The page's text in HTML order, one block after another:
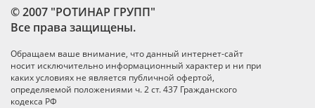
© 2007 "РОТИНАР ГРУПП"
Все права защищены.
Обращаем ваше внимание, что данный интернет-сайт
носит исключительно информационный характер и ни при
каких условиях не является публичной офертой,
определяемой положениями ч. 2 ст. 437 Гражданского
кодекса РФ